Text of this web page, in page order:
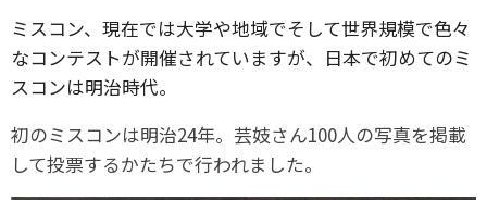
ミスコン、現在では大学や地域でそして世界規模で色々
なコンテストが開催されていますが、日本で初めてのミ
スコンは明治時代。
初のミスコンは明治24年。芸妓さん100人の写真を掲載
して投票するかたちで行われました。